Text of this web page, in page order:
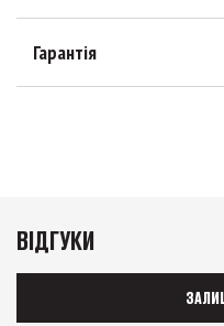
Гарантія
ВІДГУКИ